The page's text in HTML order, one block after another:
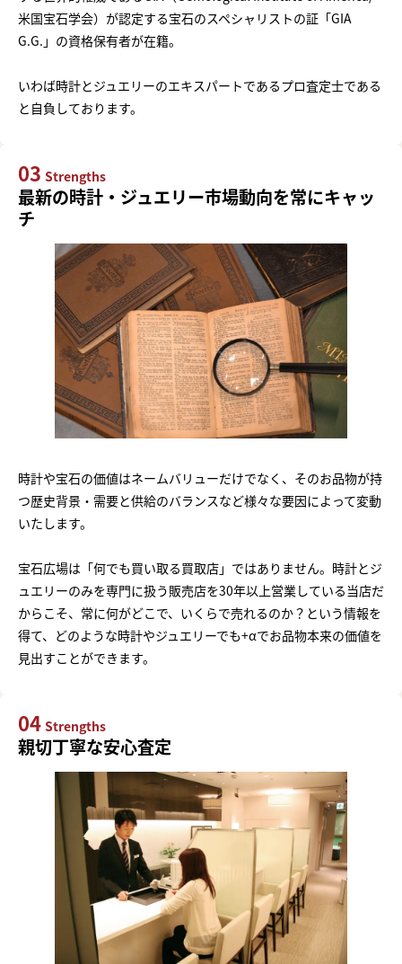
米国宝石学会）が認定する宝石のスペシャリストの証「GIA
G.G.」の資格保有者が在籍。
いわば時計とジュエリーのエキスパートであるプロ査定士である
と自負しております。
03 Strengths
最新の時計・ジュエリー市場動向を常にキャッ
チ
時計や宝石の価値はネームバリューだけでなく、そのお品物が持
つ歴史背景・需要と供給のバランスなど様々な要因によって変動
いたします。
宝石広場は「何でも買い取る買取店」ではありません。時計とジ
ュエリーのみを専門に扱う販売店を30年以上営業している当店だ
からこそ、常に何がどこで、いくらで売れるのか？という情報を
得て、どのような時計やジュエリーでも+αでお品物本来の価値を
見出すことができます。
04 Strengths
親切丁寧な安心査定